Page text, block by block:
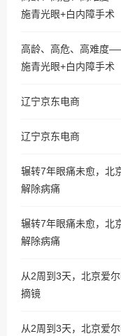
施青光眼+白内障手术
高龄、高危、高难度
施青光眼+白内障手术
辽宁京东电商
辽宁京东电商
辗转7年眼痛未愈，北
解除病痛
辗转7年眼痛未愈，北
解除病痛
从2周到3天，北京爱
摘镜
从2周到3天，北京爱